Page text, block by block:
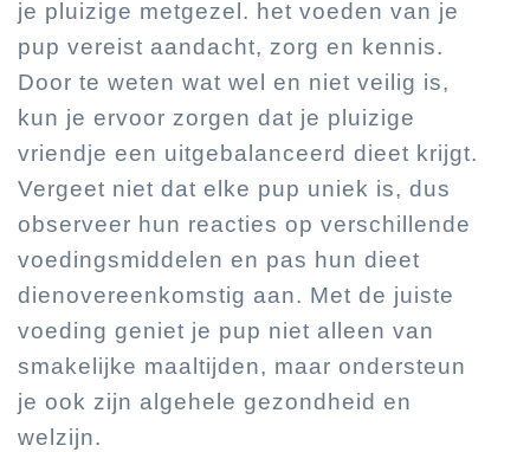
je pluizige metgezel. het voeden van je
pup vereist aandacht, zorg en kennis.
Door te weten wat wel en niet veilig is,
kun je ervoor zorgen dat je pluizige
vriendje een uitgebalanceerd dieet krijgt.
Vergeet niet dat elke pup uniek is, dus
observeer hun reacties op verschillende
voedingsmiddelen en pas hun dieet
dienovereenkomstig aan. Met de juiste
voeding geniet je pup niet alleen van
smakelijke maaltijden, maar ondersteun
je ook zijn algehele gezondheid en
welzijn.